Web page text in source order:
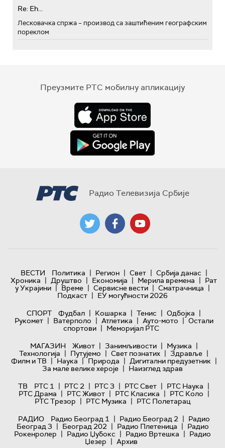
Re: Eh...
Лесковачка спржа – производ са заштићеним географским
пореклом
Преузмите РТС мобилну апликацију
Радио Телевизија Србије
ВЕСТИ Политика | Регион | Свет | Србија данас |
Хроника | Друштво | Економија | Мерила времена | Рат
у Украјини | Време | Сервисне вести | Сматрачница |
Подкаст | ЕУ могућности 2026
СПОРТ
Фудбал | Кошарка | Тенис | Одбојка |
Рукомет | Ватерполо | Атлетика | Ауто-мото | Остали
спортови | Меморијал РТС
МАГАЗИН
Живот | Занимљивости | Музика |
Технологијa | Путујемо | Свет познатих | Здравље |
Филм и ТВ | Наука | Природа | Дигитални предузетник |
За мале велике хероје | Наизглед здрав
ТВ
РТС 1 | РТС 2 | РТС 3 | РТС Свет | РТС Наука |
РТС Драма | РТС Живот | РТС Класика | РТС Коло |
РТС Трезор | РТС Музика | РТС Полетарац
РАДИО
Радио Београд 1 | Радио Београд 2 | Радио
Београд 3 | Београд 202 | Радио Плетеница | Радио
Рокенролер | Радио Џубокс | Радио Вртешка | Радио
Џезер | Архив